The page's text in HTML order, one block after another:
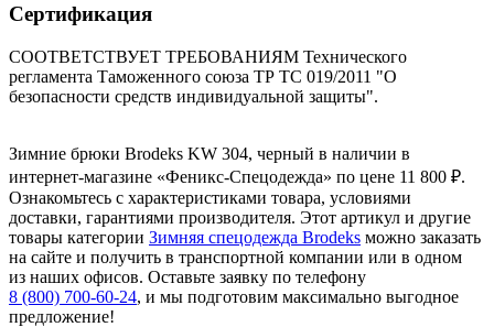
Сертификация
СООТВЕТСТВУЕТ ТРЕБОВАНИЯМ Технического
регламента Таможенного союза ТР ТС 019/2011 "О
безопасности средств индивидуальной защиты".
Зимние брюки Brodeks KW 304, черный в наличии в
интернет-магазине «Феникс-Спецодежда» по цене 11 800 ₽.
Ознакомьтесь с характеристиками товара, условиями
доставки, гарантиями производителя. Этот артикул и другие
товары категории Зимняя спецодежда Brodeks можно заказать
на сайте и получить в транспортной компании или в одном
из наших офисов. Оставьте заявку по телефону
8 (800) 700-60-24, и мы подготовим максимально выгодное
предложение!